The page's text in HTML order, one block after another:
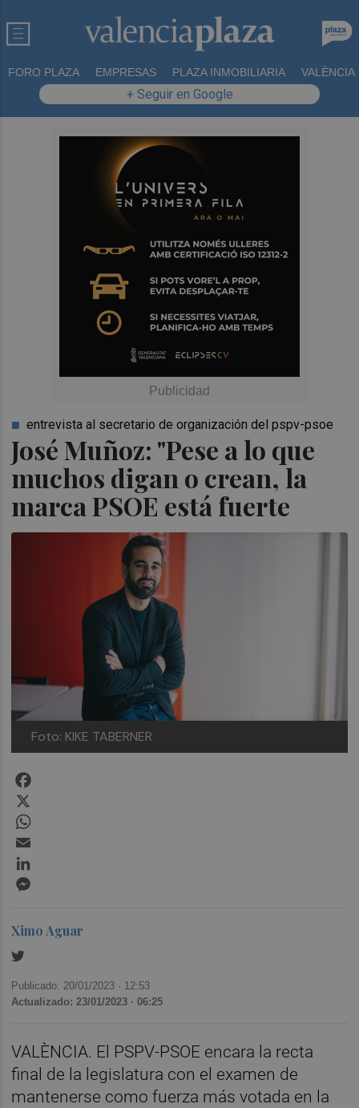
FORO PLAZA EMPRESAS PLAZA INMOBILIARIA VALÈNCIA
+ Seguir en Google
José Muñoz: "Pese a lo que
muchos digan o crean, la
marca PSOE está fuerte
entrevista al secretario de organización del pspv-psoe
Foto: KIKE TABERNER
Ximo Aguar
Publicado: 20/01/2023 · 12:53
Actualizado: 23/01/2023 · 06:25
VALÈNCIA. El PSPV-PSOE encara la recta
final de la legislatura con el examen de
mantenerse como fuerza más votada en la